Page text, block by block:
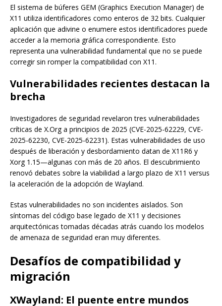
El sistema de búferes GEM (Graphics Execution Manager) de
X11 utiliza identificadores como enteros de 32 bits. Cualquier
aplicación que adivine o enumere estos identificadores puede
acceder a la memoria gráfica correspondiente. Esto
representa una vulnerabilidad fundamental que no se puede
corregir sin romper la compatibilidad con X11.
Vulnerabilidades recientes destacan la
brecha
Investigadores de seguridad revelaron tres vulnerabilidades
críticas de X.Org a principios de 2025 (CVE-2025-62229, CVE-
2025-62230, CVE-2025-62231). Estas vulnerabilidades de uso
después de liberación y desbordamiento datan de X11R6 y
Xorg 1.15—algunas con más de 20 años. El descubrimiento
renovó debates sobre la viabilidad a largo plazo de X11 versus
la aceleración de la adopción de Wayland.
Estas vulnerabilidades no son incidentes aislados. Son
síntomas del código base legado de X11 y decisiones
arquitectónicas tomadas décadas atrás cuando los modelos
de amenaza de seguridad eran muy diferentes.
Desafíos de compatibilidad y
migración
XWayland: El puente entre mundos